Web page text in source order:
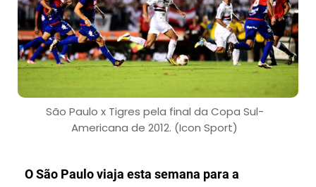
São Paulo x Tigres pela final da Copa Sul-
Americana de 2012. (Icon Sport)
O São Paulo viaja esta semana para a